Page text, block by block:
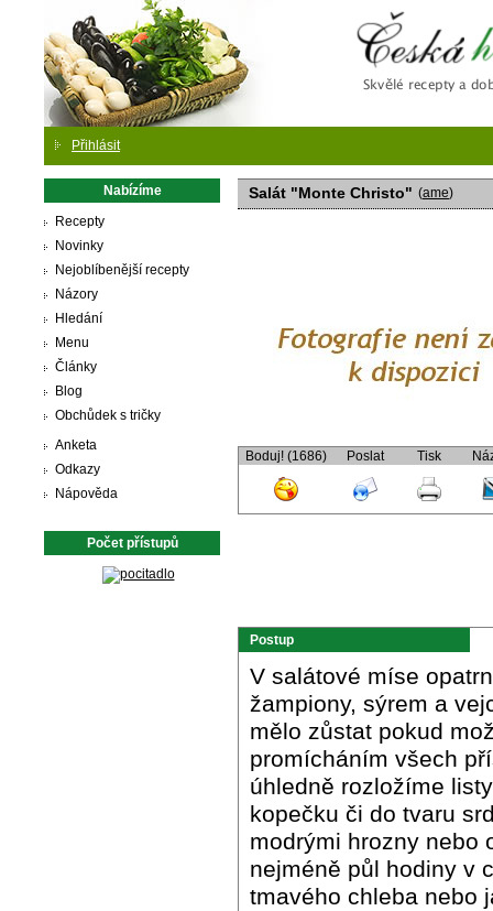
Přihlásit
Nabízíme
Recepty
Novinky
Nejoblíbenější recepty
Názory
Hledání
Menu
Články
Blog
Obchůdek s tričky
Anketa
Odkazy
Nápověda
Počet přístupů
Salát "Monte Christo" (ame)
Boduj! (1686) Poslat Tisk
Postup
V salátové míse
žampiony, sýrem a
mělo zůstat pokud
promícháním všech
úhledně rozložíme
kopečku či do tvaru
modrými hrozny nebo
nejméně půl hodiny v
tmavého chleba nebo